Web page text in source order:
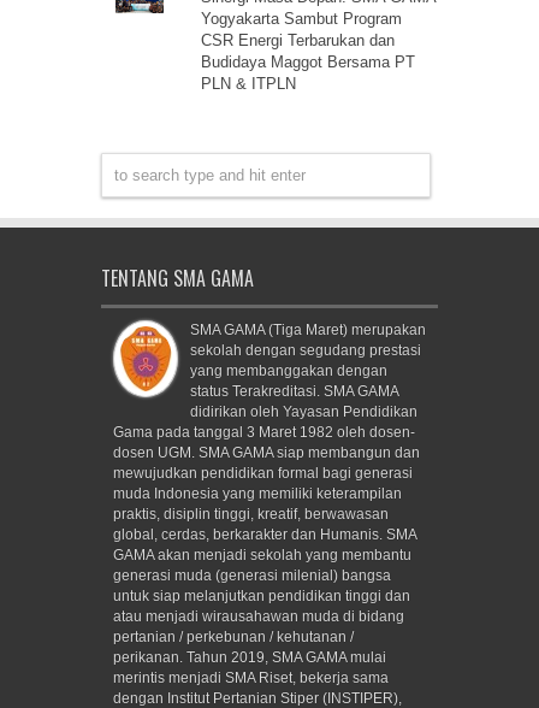
Yogyakarta Sambut Program
CSR Energi Terbarukan dan
Budidaya Maggot Bersama PT
PLN & ITPLN
TENTANG SMA GAMA
SMA GAMA (Tiga Maret) merupakan
sekolah dengan segudang prestasi
yang membanggakan dengan
status Terakreditasi. SMA GAMA
didirikan oleh Yayasan Pendidikan
Gama pada tanggal 3 Maret 1982 oleh dosen-
dosen UGM. SMA GAMA siap membangun dan
mewujudkan pendidikan formal bagi generasi
muda Indonesia yang memiliki keterampilan
praktis, disiplin tinggi, kreatif, berwawasan
global, cerdas, berkarakter dan Humanis. SMA
GAMA akan menjadi sekolah yang membantu
generasi muda (generasi milenial) bangsa
untuk siap melanjutkan pendidikan tinggi dan
atau menjadi wirausahawan muda di bidang
pertanian / perkebunan / kehutanan /
perikanan. Tahun 2019, SMA GAMA mulai
merintis menjadi SMA Riset, bekerja sama
dengan Institut Pertanian Stiper (INSTIPER),